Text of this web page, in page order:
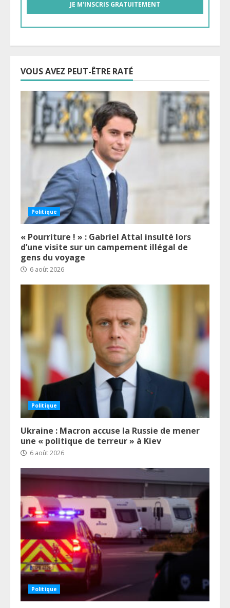
VOUS AVEZ PEUT-ÊTRE RATÉ
Politique
« Pourriture ! » : Gabriel Attal insulté lors
d’une visite sur un campement illégal de
gens du voyage
6 août 2026
Politique
Ukraine : Macron accuse la Russie de mener
une « politique de terreur » à Kiev
6 août 2026
Politique